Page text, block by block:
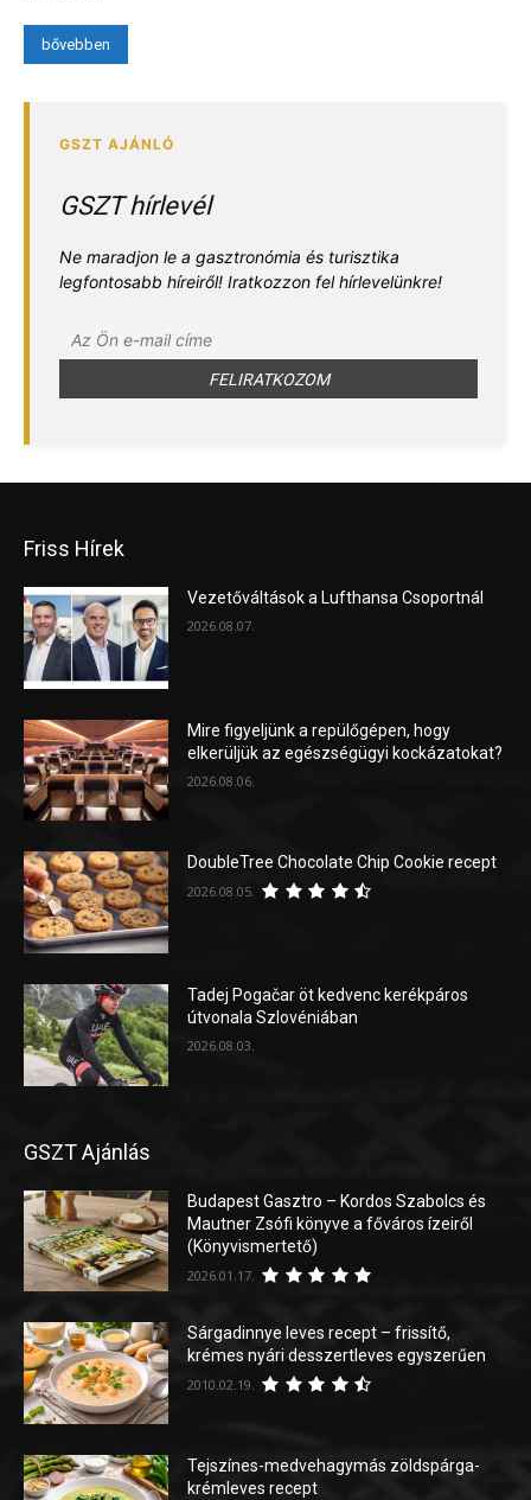
bővebben
GSZT hírlevél
Ne maradjon le a gasztronómia és turisztika
legfontosabb híreiről! Iratkozzon fel hírlevelünkre!
Friss Hírek
Vezetőváltások a Lufthansa Csoportnál
2026.08.07.
Mire figyeljünk a repülőgépen, hogy
elkerüljük az egészségügyi kockázatokat?
2026.08.06.
DoubleTree Chocolate Chip Cookie recept
2026.08.05.
Tadej Pogačar öt kedvenc kerékpáros
útvonala Szlovéniában
2026.08.03.
GSZT Ajánlás
Budapest Gasztro – Kordos Szabolcs és
Mautner Zsófi könyve a főváros ízeiről
(Könyvismertető)
2026.01.17.
Sárgadinnye leves recept – frissítő,
krémes nyári desszertleves egyszerűen
2010.02.19.
Tejszínes-medvehagymás zöldspárga-
krémleves recept